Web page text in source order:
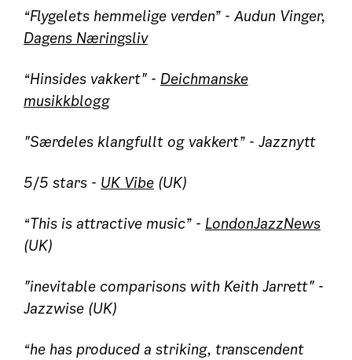
“Flygelets hemmelige verden” - Audun Vinger,
Dagens Næringsliv
“Hinsides vakkert" - Deichmanske
musikkblogg
"Særdeles klangfullt og vakkert” - Jazznytt
5/5 stars - UK Vibe (UK)
“This is attractive music” - LondonJazzNews
(UK)
"inevitable comparisons with Keith Jarrett" -
Jazzwise (UK)
“he has produced a striking, transcendent